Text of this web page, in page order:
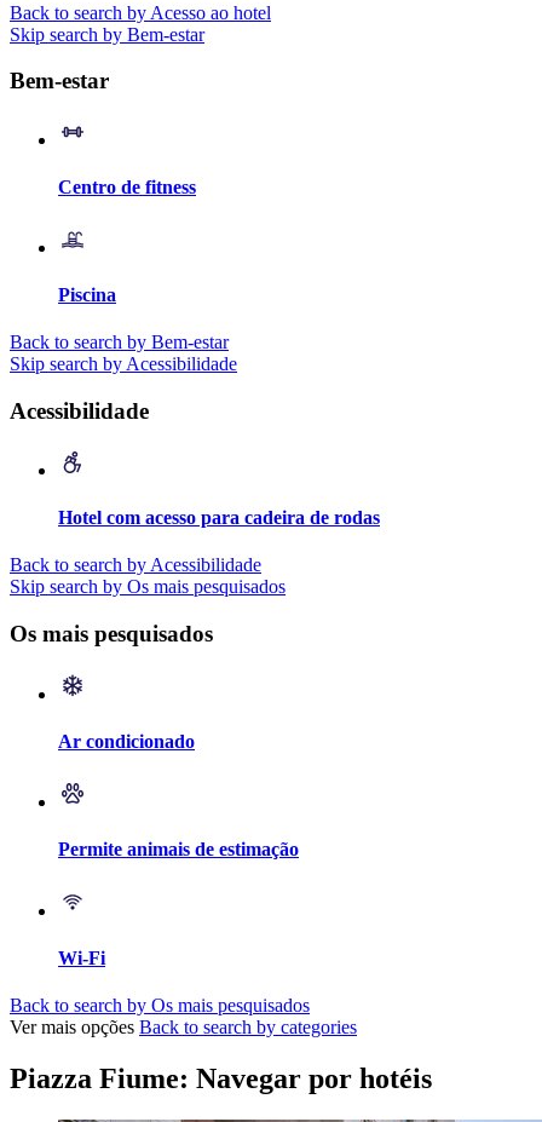
Back to search by Acesso ao hotel
Skip search by Bem-estar
Bem-estar
Centro de fitness
Piscina
Back to search by Bem-estar
Skip search by Acessibilidade
Acessibilidade
Hotel com acesso para cadeira de rodas
Back to search by Acessibilidade
Skip search by Os mais pesquisados
Os mais pesquisados
Ar condicionado
Permite animais de estimação
Wi-Fi
Back to search by Os mais pesquisados
Ver mais opções Back to search by categories
Piazza Fiume: Navegar por hotéis